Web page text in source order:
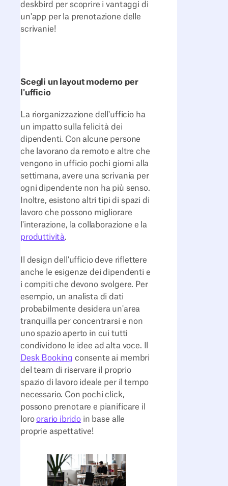
deskbird per scoprire i vantaggi di
un'app per la prenotazione delle
scrivanie!
Scegli un layout moderno per
l'ufficio
La riorganizzazione dell'ufficio ha
un impatto sulla felicità dei
dipendenti. Con alcune persone
che lavorano da remoto e altre che
vengono in ufficio pochi giorni alla
settimana, avere una scrivania per
ogni dipendente non ha più senso.
Inoltre, esistono altri tipi di spazi di
lavoro che possono migliorare
l'interazione, la collaborazione e la
produttività.
Il design dell'ufficio deve riflettere
anche le esigenze dei dipendenti e
i compiti che devono svolgere. Per
esempio, un analista di dati
probabilmente desidera un'area
tranquilla per concentrarsi e non
uno spazio aperto in cui tutti
condividono le idee ad alta voce. Il
Desk Booking consente ai membri
del team di riservare il proprio
spazio di lavoro ideale per il tempo
necessario. Con pochi click,
possono prenotare e pianificare il
loroorario ibrido in base alle
proprie aspettative!